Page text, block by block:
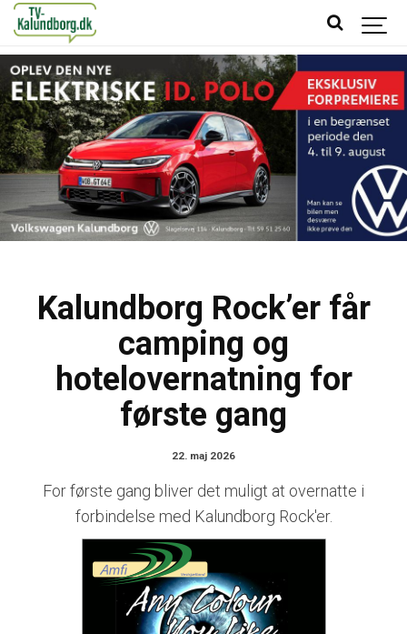
Kalundborg Rock’er får
camping og
hotelovernatning for
første gang
22. maj 2026
For første gang bliver det muligt at overnatte i
forbindelse med Kalundborg Rock'er.